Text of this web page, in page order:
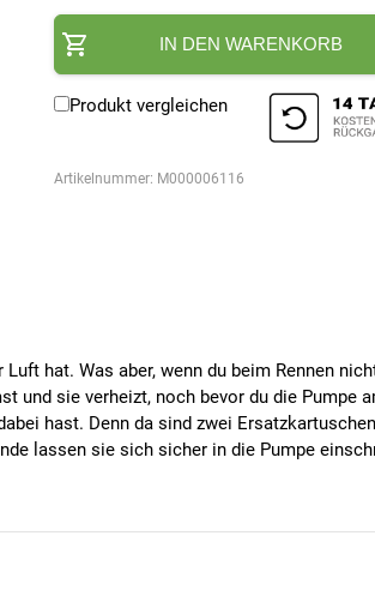
IN DEN WARENKORB
Produkt vergleichen
Artikelnummer: M000006116
hat. Was aber, wenn du beim Rennen
und sie verheizt, noch bevor du die Pumpe
hast. Denn da sind zwei
lassen sie sich sicher in die Pumpe